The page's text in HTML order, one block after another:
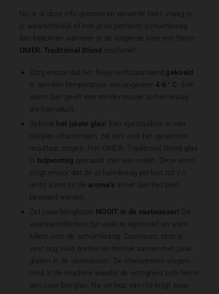
Nu je al deze info gelezen en verwerkt hebt, vraag je
je waarschijnlijk af hoe je de perfecte schuimkraag
kan bekomen wanneer je de volgende keer een flesje
OMER. Traditional Blond inschenkt.
Zorg ervoor dat het flesje rechtopstaand gekoeld
is aan een temperatuur van ongeveer 4-6° C . Een
warm bier geeft een minder mooie schuimkraag
als bijproduct.
Gebruik het juiste glas! Een speciaalbier in een
pilsglas uitschenken, zal niet voor het gewenste
resultaat zorgen. Het OMER. Traditional Blond glas
is tulpvormig gemaakt met een reden. Deze vorm
zorgt ervoor dat de schuimkraag perfect tot z’n
recht komt en de aroma’s in het bier het best
bewaard worden.
Zet jouw bierglazen NOOIT in de vaatwasser! De
vaatwastabletten zijn vaak te agressief en ware
killers voor de schuimkraag. Daarnaast stop je
vast nog vuile borden en bestek samen met jouw
glazen in de vaatwasser. De etensresten vliegen
rond in de machine waarbij de vettigheid zich hecht
aan jouw bierglas. Na verloop van tijd krijgt jouw